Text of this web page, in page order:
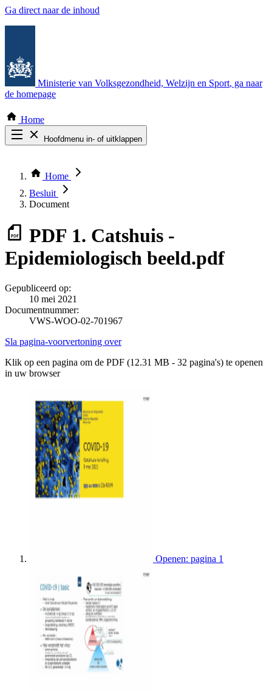
Ga direct naar de inhoud
Ministerie van Volksgezondheid, Welzijn en Sport, ga naar
de homepage
Home
Hoofdmenu in- of uitklappen
Thema COVID-19
Bekijk per bestuursorgaan
Home
Besluit
Document
PDF 1. Catshuis -
Epidemiologisch beeld.pdf
Gepubliceerd op:
10 mei 2021
Documentnummer:
VWS-WOO-02-701967
Sla pagina-voorvertoning over
Klik op een pagina om de PDF (12.31 MB - 32 pagina's) te openen
in uw browser
Openen: pagina 1